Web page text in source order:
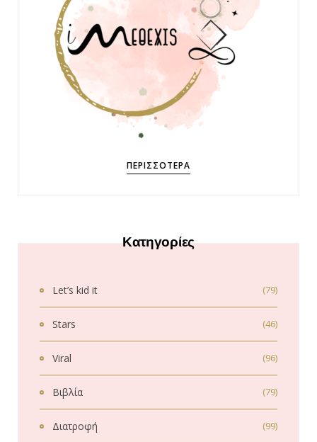
ΠΕΡΙΣΣΌΤΕΡΑ
Κατηγορίες
Let’s kid it (79)
Stars (46)
Viral (96)
Βιβλία (79)
Διατροφή (99)